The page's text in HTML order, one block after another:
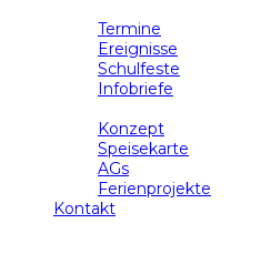
Termine
Ereignisse
Schulfeste
Infobriefe
Konzept
Speisekarte
AGs
Ferienprojekte
Kontakt